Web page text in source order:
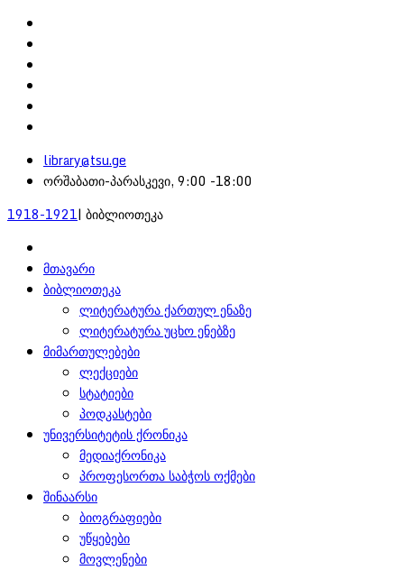
library@tsu.ge
ორშაბათი-პარასკევი, 9:00 -18:00
1918-1921| ბიბლიოთეკა
მთავარი
ბიბლიოთეკა
ლიტერატურა ქართულ ენაზე
ლიტერატურა უცხო ენებზე
მიმართულებები
ლექციები
სტატიები
პოდკასტები
უნივერსიტეტის ქრონიკა
მედიაქრონიკა
პროფესორთა საბჭოს ოქმები
შინაარსი
ბიოგრაფიები
უწყებები
მოვლენები